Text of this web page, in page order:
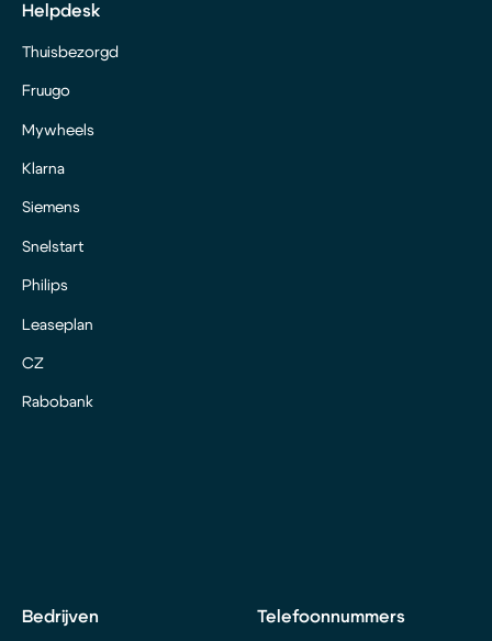
Helpdesk
Thuisbezorgd
Fruugo
Mywheels
Klarna
Siemens
Snelstart
Philips
Leaseplan
CZ
Rabobank
Bedrijven Telefoonnummers